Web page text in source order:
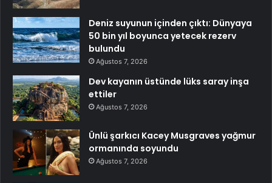
Deniz suyunun içinden çıktı: Dünyaya
50 bin yıl boyunca yetecek rezerv
bulundu
Ağustos 7, 2026
Dev kayanın üstünde lüks saray inşa
ettiler
Ağustos 7, 2026
Ünlü şarkıcı Kacey Musgraves yağmur
ormanında soyundu
Ağustos 7, 2026